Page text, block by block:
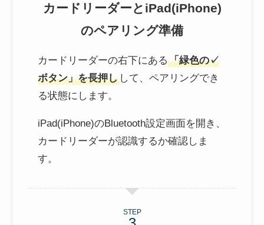
カードリーダーとiPad(iPhone)
のペアリング準備
カードリーダーの右下にある「緑色の✓
ボタン」を長押し して、ペアリングでき
る状態にします。
iPad(iPhone)のBluetooth設定画面を開き、
カードリーダーが認識するか確認しま
す。
STEP